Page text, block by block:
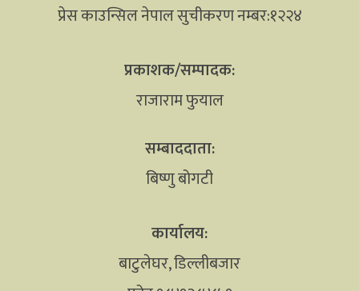
प्रेस काउन्सिल नेपाल सुचीकरण नम्बर:१२२४
प्रकाशक/सम्पादक:
राजाराम फुयाल
सम्बाददाता:
बिष्णु बोगटी
कार्यालय:
बाटुलेघर, डिल्लीबजार